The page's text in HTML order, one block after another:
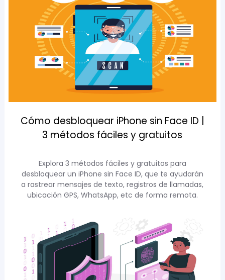
Cómo desbloquear iPhone sin Face ID |
3 métodos fáciles y gratuitos
Explora 3 métodos fáciles y gratuitos para
desbloquear un iPhone sin Face ID, que te ayudarán
a rastrear mensajes de texto, registros de llamadas,
ubicación GPS, WhatsApp, etc de forma remota.